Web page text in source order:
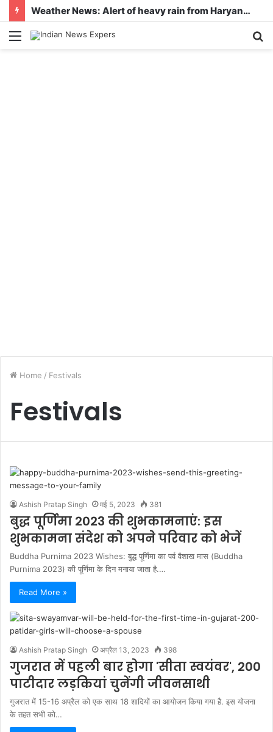
Weather News: Alert of heavy rain from Haryana-Gujarat to Odisha, monsoon is active in many states
Menu
Home / Festivals
Festivals
Ashish Pratap Singh मई 5, 2023 381
बुद्ध पूर्णिमा 2023 की शुभकामनाएं: इस
शुभकामना संदेश को अपने परिवार को भेजें
Buddha Purnima 2023 Wishes: बुद्ध पूर्णिमा का पर्व वैशाख मास (Buddha
Purnima 2023) की पूर्णिमा के दिन मनाया जाता है.…
Read More »
Ashish Pratap Singh अप्रैल 13, 2023 398
गुजरात में पहली बार होगा 'सीता स्वयंवर', 200
पाटीदार लड़कियां चुनेंगी जीवनसाथी
गुजरात में 15-16 अप्रैल को एक साथ 18 शादियों का आयोजन किया गया है. इस योजना
के तहत सभी को…